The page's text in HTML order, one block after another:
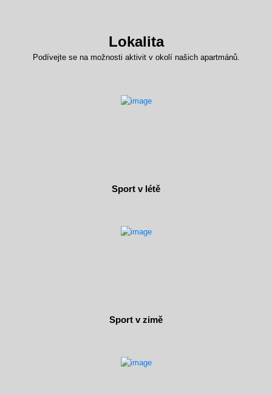
Lokalita
Podívejte se na možnosti aktivit v okolí našich apartmánů.
Sport v létě
Sport v zimě